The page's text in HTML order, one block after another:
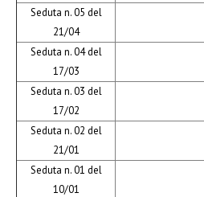
Seduta n. 05 del
21/04
Seduta n. 04 del
17/03
Seduta n. 03 del
17/02
Seduta n. 02 del
21/01
Seduta n. 01 del
10/01